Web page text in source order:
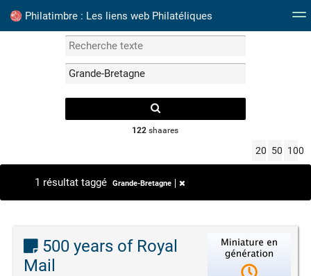
Philatimbre : Les liens web Philatéliques
Mots clefs Catalogue Timbres France
122 shaares
20 50 100
1 résultat taggé Grande-Bretagne
500 years of Royal
Mail